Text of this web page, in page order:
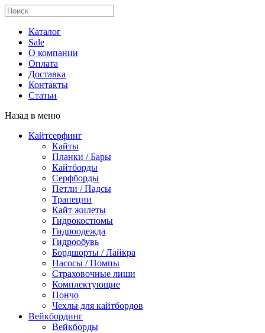
Каталог
Sale
О компании
Оплата
Доставка
Контакты
Статьи
Назад в меню
Кайтсерфинг
Кайты
Планки / Бары
Кайтборды
Серфборды
Петли / Падсы
Трапеции
Кайт жилеты
Гидрокостюмы
Гидроодежда
Гидрообувь
Бордшорты / Лайкра
Насосы / Помпы
Страховочные лиши
Комплектующие
Пончо
Чехлы для кайтбордов
Вейкбординг
Вейкборды